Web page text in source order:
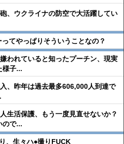
、ウクライナの防空で大活躍してい
てやっぱりそういうことなの？
われていると知ったプーチン、現実
様子...
、昨年は過去最多606,000人到達で
生活保護、もう一度見直せないか？
ので...
、生々ハ●︎撮りFUCK